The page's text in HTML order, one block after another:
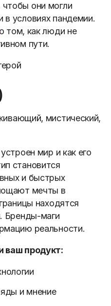
они могли
в условиях пандемии.
о том, как люди не
пути.
мистический,
мир и как его
становится
и быстрых
мечты в
находятся
Бренды-маги
реальности.
ваш продукт:
и мнение